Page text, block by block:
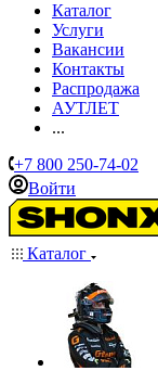
Каталог
Услуги
Вакансии
Контакты
Распродажа
АУТЛЕТ
...
+7 800 250-74-02
Войти
Каталог